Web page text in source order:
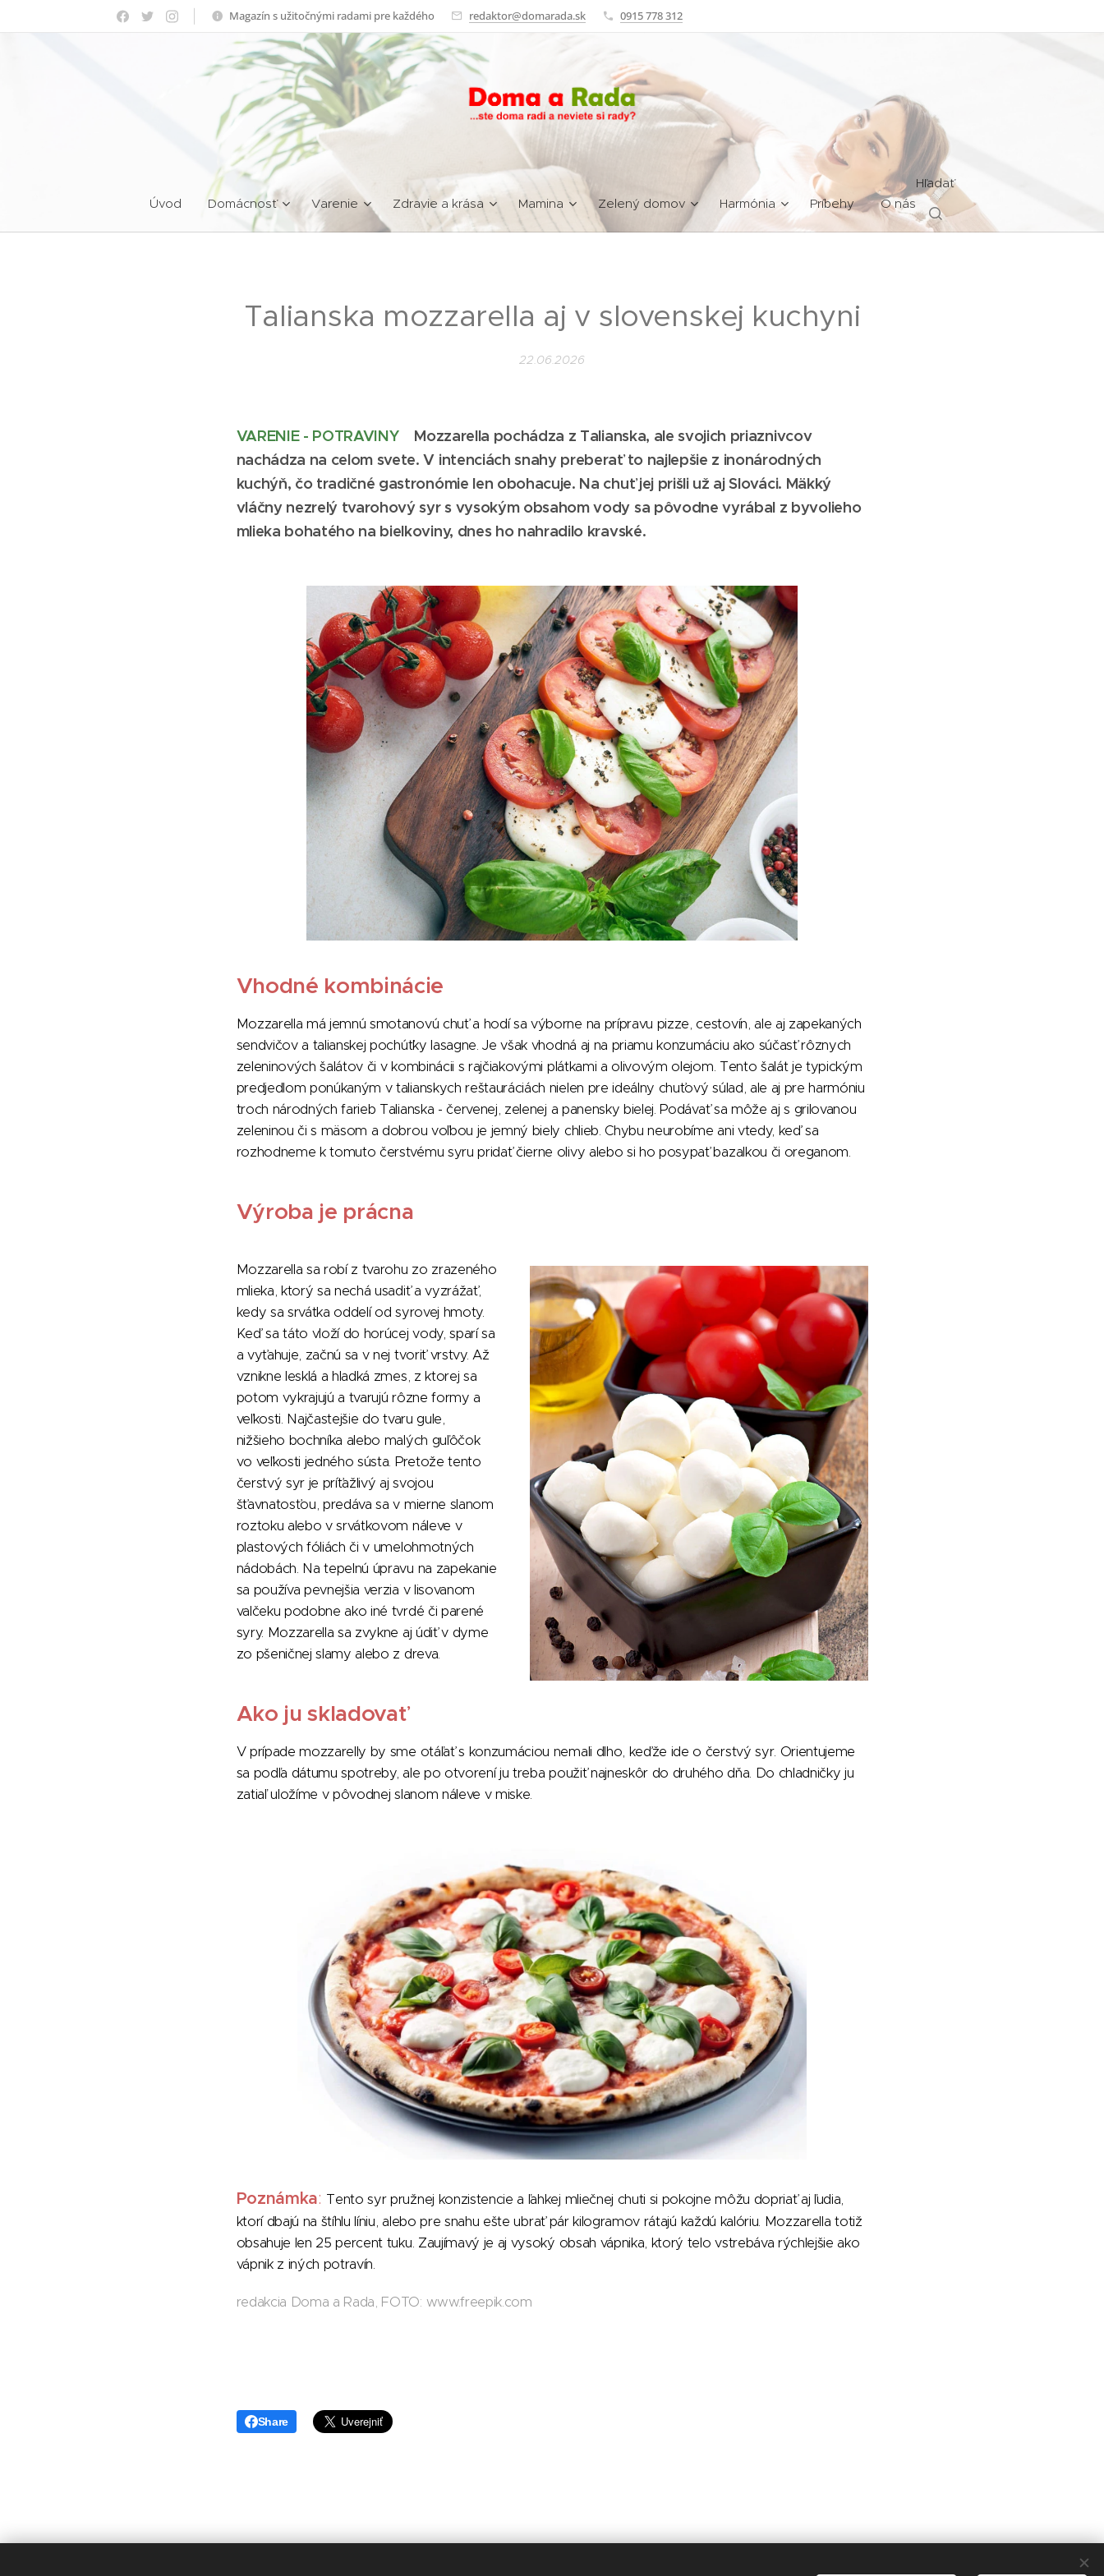
Magazín s užitočnými radami pre každého redaktor@domarada.sk 0915 778 312
Úvod Domácnosť Varenie Zdravie a krása Mamina Zelený domov Harmónia Príbehy O nás
Hľadať
Talianska mozzarella aj v slovenskej kuchyni
22.06.2026
VARENIE - POTRAVINY
Mozzarella pochádza z Talianska, ale svojich priaznivcov
nachádza na celom svete. V intenciách snahy preberať to najlepšie z inonárodných
kuchýň, čo tradičné gastronómie len obohacuje. Na chuť jej prišli už aj Slováci. Mäkký
vláčny nezrelý tvarohový syr s vysokým obsahom vody sa pôvodne vyrábal z byvolieho
mlieka bohatého na bielkoviny, dnes ho nahradilo kravské.
Vhodné kombinácie
Mozzarella má jemnú smotanovú chuť a hodí sa výborne na prípravu pizze, cestovín, ale aj zapekaných
sendvičov a talianskej pochúťky lasagne. Je však vhodná aj na priamu konzumáciu ako súčasť rôznych
zeleninových šalátov či v kombinácii s rajčiakovými plátkami a olivovým olejom. Tento šalát je typickým
predjedlom ponúkaným v talianskych reštauráciách nielen pre ideálny chuťový súlad, ale aj pre harmóniu
troch národných farieb Talianska - červenej, zelenej a panensky bielej. Podávať sa môže aj s grilovanou
zeleninou či s mäsom a dobrou voľbou je jemný biely chlieb. Chybu neurobíme ani vtedy, keď sa
rozhodneme k tomuto čerstvému syru pridať čierne olivy alebo si ho posypať bazalkou či oreganom.
Výroba je prácna
Mozzarella sa robí z tvarohu zo zrazeného
mlieka, ktorý sa nechá usadiť a vyzrážať,
kedy sa srvátka oddelí od syrovej hmoty.
Keď sa táto vloží do horúcej vody, sparí sa
a vyťahuje, začnú sa v nej tvoriť vrstvy. Až
vznikne lesklá a hladká zmes, z ktorej sa
potom vykrajujú a tvarujú rôzne formy a
veľkosti. Najčastejšie do tvaru gule,
nižšieho bochníka alebo malých guľôčok
vo veľkosti jedného sústa. Pretože tento
čerstvý syr je príťažlivý aj svojou
šťavnatosťou, predáva sa v mierne slanom
roztoku alebo v srvátkovom náleve v
plastových fóliách či v umelohmotných
nádobách. Na tepelnú úpravu na zapekanie
sa používa pevnejšia verzia v lisovanom
valčeku podobne ako iné tvrdé či parené
syry. Mozzarella sa zvykne aj údiť v dyme
zo pšeničnej slamy alebo z dreva.
Ako ju skladovať
V prípade mozzarelly by sme otáľať s konzumáciou nemali dlho, keďže ide o čerstvý syr. Orientujeme
sa podľa dátumu spotreby, ale po otvorení ju treba použiť najneskôr do druhého dňa. Do chladničky ju
zatiaľ uložíme v pôvodnej slanom náleve v miske.
Poznámka: Tento syr pružnej konzistencie a ľahkej mliečnej chuti si pokojne môžu dopriať aj ľudia,
ktorí dbajú na štíhlu líniu, alebo pre snahu ešte ubrať pár kilogramov rátajú každú kalóriu. Mozzarella totiž
obsahuje len 25 percent tuku. Zaujímavý je aj vysoký obsah vápnika, ktorý telo vstrebáva rýchlejšie ako
vápnik z iných potravín.
redakcia Doma a Rada, FOTO: www.freepik.com
Share